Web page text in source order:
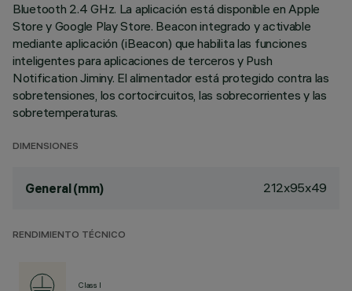
Bluetooth 2.4 GHz. La aplicación está disponible en Apple
Store y Google Play Store. Beacon integrado y activable
mediante aplicación (iBeacon) que habilita las funciones
inteligentes para aplicaciones de terceros y Push
Notification Jiminy. El alimentador está protegido contra las
sobretensiones, los cortocircuitos, las sobrecorrientes y las
sobretemperaturas.
DIMENSIONES
General (mm) 212x95x49
RENDIMIENTO TÉCNICO
Class I